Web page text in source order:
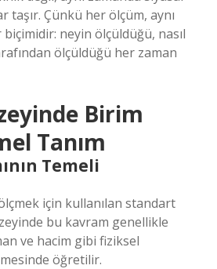
taşır. Çünkü her ölçüm, aynı
neyin ölçüldüğü, nasıl
ölçüldüğü her zaman
Birim
Tanım
Temeli
için kullanılan standart
bu kavram genellikle
ve hacim gibi fiziksel
öğretilir.